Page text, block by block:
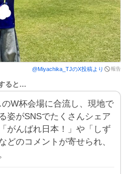
@Miyachika_TJのX投稿より 報告
ると…
W杯会場に合流し、現地で
姿がSNSでたくさんシェア
がんばれ日本！」や「しず
どのコメントが寄せられ、